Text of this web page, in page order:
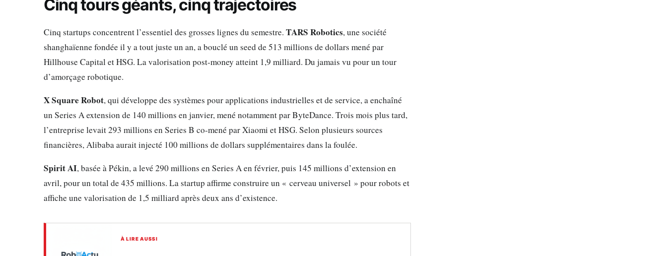
Cinq tours géants, cinq trajectoires
Cinq startups concentrent l’essentiel des grosses lignes du semestre. TARS Robotics, une société
shanghaïenne fondée il y a tout juste un an, a bouclé un seed de 513 millions de dollars mené par
Hillhouse Capital et HSG. La valorisation post-money atteint 1,9 milliard. Du jamais vu pour un tour
d’amorçage robotique.
X Square Robot, qui développe des systèmes pour applications industrielles et de service, a enchaîné
un Series A extension de 140 millions en janvier, mené notamment par ByteDance. Trois mois plus tard,
l’entreprise levait 293 millions en Series B co-mené par Xiaomi et HSG. Selon plusieurs sources
financières, Alibaba aurait injecté 100 millions de dollars supplémentaires dans la foulée.
Spirit AI, basée à Pékin, a levé 290 millions en Series A en février, puis 145 millions d’extension en
avril, pour un total de 435 millions. La startup affirme construire un « cerveau universel » pour robots et
affiche une valorisation de 1,5 milliard après deux ans d’existence.
À LIRE AUSSI